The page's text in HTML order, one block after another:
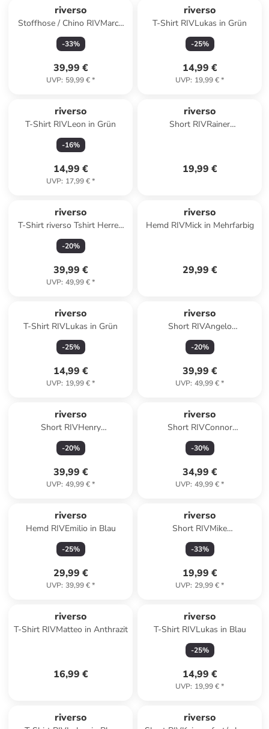
riverso
Stoffhose / Chino RIVMarco
regular/straight in Beige
-33%
39,99 €
UVP: 59,99 €*
riverso
T-Shirt RIVLukas in Grün
-25%
14,99 €
UVP: 19,99 €*
riverso
T-Shirt RIVLeon in Grün
-16%
14,99 €
UVP: 17,99 €*
riverso
Short RIVRainer
19,99 €
riverso
T-Shirt riverso Tshirt Herren
Regular Fit RIVGino 3er Set in
Mehrfarbig
-20%
39,99 €
UVP: 49,99 €*
riverso
Hemd RIVMick in Mehrfarbig
29,99 €
riverso
T-Shirt RIVLukas in Grün
-25%
14,99 €
UVP: 19,99 €*
riverso
Short RIVAngelo
regular/straight in Blau
-20%
39,99 €
UVP: 49,99 €*
riverso
Short RIVHenry
regular/straight in Blau
-20%
39,99 €
UVP: 49,99 €*
riverso
Short RIVConnor
regular/straight in Beige
-30%
34,99 €
UVP: 49,99 €*
riverso
Hemd RIVEmilio in Blau
-25%
29,99 €
UVP: 39,99 €*
riverso
Short RIVMike
comfort/relaxed in Rot
-33%
19,99 €
UVP: 29,99 €*
riverso
T-Shirt RIVMatteo in Anthrazit
16,99 €
riverso
T-Shirt RIVLukas in Blau
-25%
14,99 €
UVP: 19,99 €*
riverso riverso